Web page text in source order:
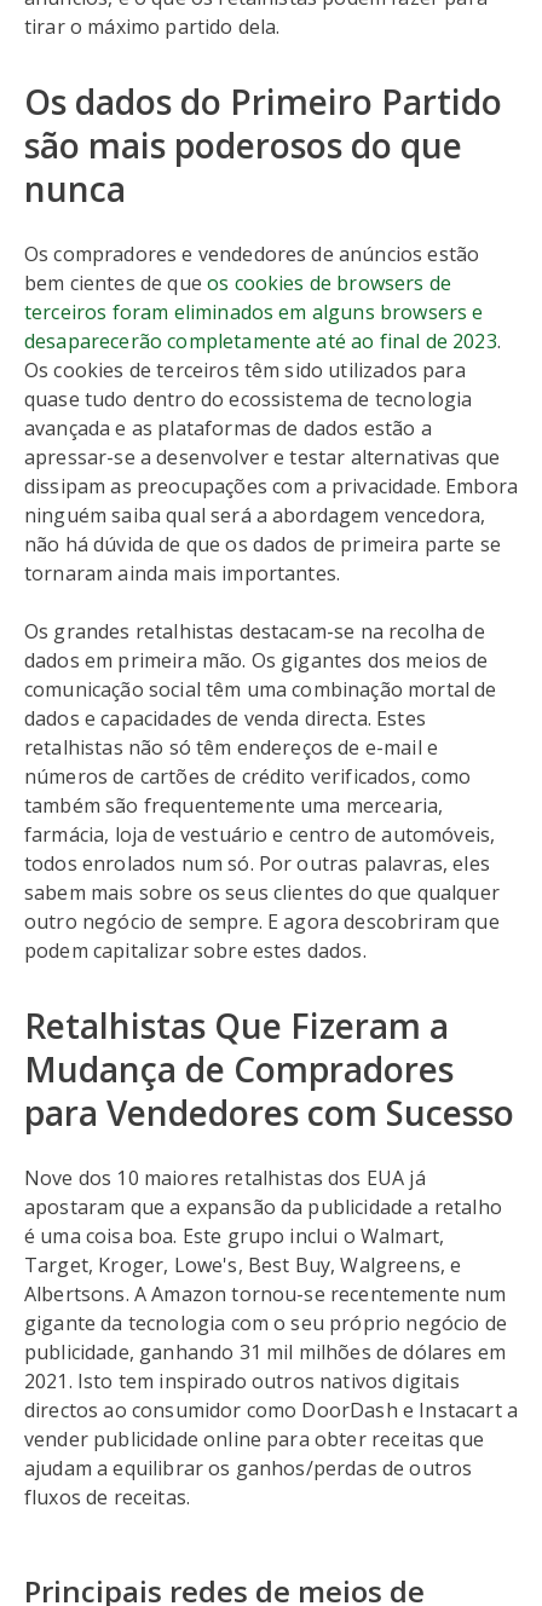
tirar o máximo partido dela.
Os dados do Primeiro Partido
são mais poderosos do que
nunca
Os compradores e vendedores de anúncios estão
bem cientes de queos cookies de browsers de
terceiros foram eliminados em alguns browsers e
desaparecerão completamente até ao final de 2023.
Os cookies de terceiros têm sido utilizados para
quase tudo dentro do ecossistema de tecnologia
avançada e as plataformas de dados estão a
apressar-se a desenvolver e testar alternativas que
dissipam as preocupações com a privacidade. Embora
ninguém saiba qual será a abordagem vencedora,
não há dúvida de que os dados de primeira parte se
tornaram ainda mais importantes.
Os grandes retalhistas destacam-se na recolha de
dados em primeira mão. Os gigantes dos meios de
comunicação social têm uma combinação mortal de
dados e capacidades de venda directa. Estes
retalhistas não só têm endereços de e-mail e
números de cartões de crédito verificados, como
também são frequentemente uma mercearia,
farmácia, loja de vestuário e centro de automóveis,
todos enrolados num só. Por outras palavras, eles
sabem mais sobre os seus clientes do que qualquer
outro negócio de sempre. E agora descobriram que
podem capitalizar sobre estes dados.
Retalhistas Que Fizeram a
Mudança de Compradores
para Vendedores com Sucesso
Nove dos 10 maiores retalhistas dos EUA já
apostaram que a expansão da publicidade a retalho
é uma coisa boa. Este grupo inclui o Walmart,
Target, Kroger, Lowe's, Best Buy, Walgreens, e
Albertsons. A Amazon tornou-se recentemente num
gigante da tecnologia com o seu próprio negócio de
publicidade, ganhando 31 mil milhões de dólares em
2021. Isto tem inspirado outros nativos digitais
directos ao consumidor como DoorDash e Instacart a
vender publicidade online para obter receitas que
ajudam a equilibrar os ganhos/perdas de outros
fluxos de receitas.
Principais redes de meios de